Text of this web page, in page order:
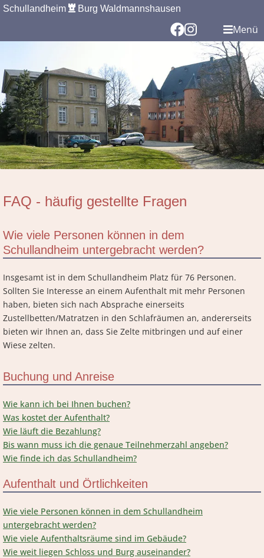
Schullandheim Burg Waldmannshausen
Menü
FAQ - häufig gestellte Fragen
Wie viele Personen können in dem
Schullandheim untergebracht werden?
Insgesamt ist in dem Schullandheim Platz für 76 Personen.
Sollten Sie Interesse an einem Aufenthalt mit mehr Personen
haben, bieten sich nach Absprache einerseits
Zustellbetten/Matratzen in den Schlafräumen an, andererseits
bieten wir Ihnen an, dass Sie Zelte mitbringen und auf einer
Wiese zelten.
Buchung und Anreise
Wie kann ich bei Ihnen buchen?
Was kostet der Aufenthalt?
Wie läuft die Bezahlung?
Bis wann muss ich die genaue Teilnehmerzahl angeben?
Wie finde ich das Schullandheim?
Aufenthalt und Örtlichkeiten
Wie viele Personen können in dem Schullandheim
untergebracht werden?
Wie viele Aufenthaltsräume sind im Gebäude?
Wie weit liegen Schloss und Burg auseinander?